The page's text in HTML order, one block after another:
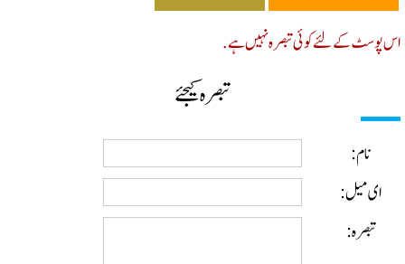
کے لئے کوئی تبصرہ نہیں ہے.
تبصرہ کیجئے
نام:
ای میل:
تبصرہ: